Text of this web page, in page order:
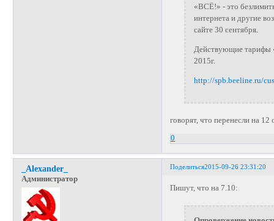
«ВСЁ!» - это
интернета и другие
сайте 30 сентября.
Действующие тарифы
2015г.
http://spb.beeline.ru/
говорят, что перенесли на 12
0
Поделиться2015-09-26 23:31:20
_Alexander_
Администратор
Пишут, что на 7.10: